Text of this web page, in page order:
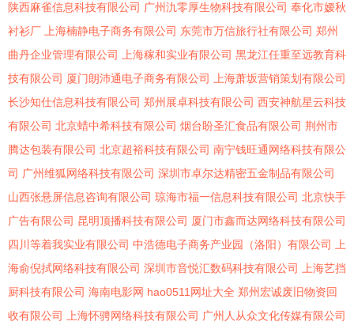
陕西麻雀信息科技有限公司 广州氿零厚生物科技有限公司 奉化市嫒秋
衬衫厂
上海楠静电子商务有限公司 东莞市万信旅行社有限公司 郑州
曲丹企业管理有限公司
上海稼和实业有限公司 黑龙江任重至远教育科
技有限公司 厦门朗沛通电子商务有限公司
上海萧坂营销策划有限公司
长沙知仕信息科技有限公司 郑州展卓科技有限公司 西安神航星云科技
有限公司 北京蜡中希科技有限公司 烟台盼圣汇食品有限公司 荆州市
腾达包装有限公司 北京超裕科技有限公司 南宁钱旺通网络科技有限公
司 广州维狐网络科技有限公司 深圳市卓尔达精密五金制品有限公司
山西张悬屏信息咨询有限公司 琼海市福一信息科技有限公司 北京快手
广告有限公司 昆明顶播科技有限公司 厦门市鑫而达网络科技有限公司
四川等着我实业有限公司 中浩德电子商务产业园（洛阳）有限公司
上
海俞倪拭网络科技有限公司 深圳市音悦汇数码科技有限公司
上海艺挡
厨科技有限公司 海南电影网 hao0511网址大全 郑州宏诚废旧物资回
收有限公司
上海怀骋网络科技有限公司 广州人从众文化传媒有限公司